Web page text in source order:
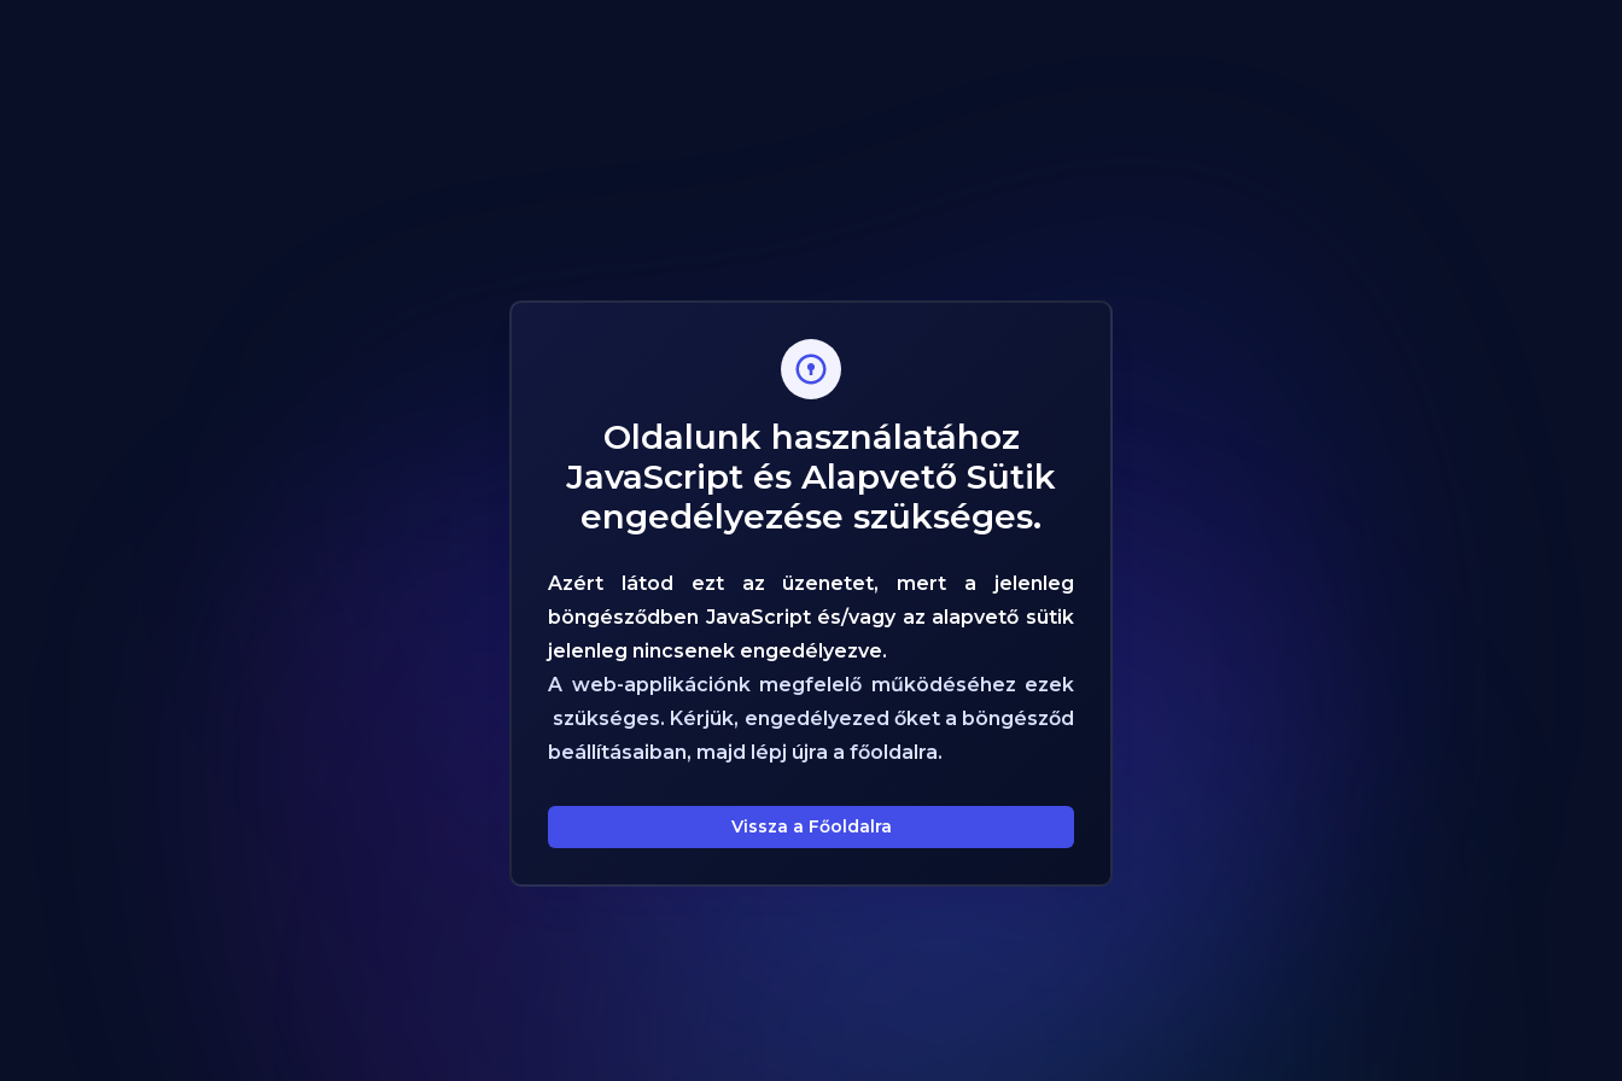
Oldalunk használatához
JavaScript és Alapvető Sütik
engedélyezése szükséges.
Azért látod ezt az üzenetet, mert a jelenleg
böngésződben JavaScript és/vagy az alapvető sütik
jelenleg nincsenek engedélyezve.
A web-applikációnk megfelelő működéséhez ezek
szükséges. Kérjük, engedélyezed őket a böngésződ
beállításaiban, majd lépj újra a főoldalra.
Vissza a Főoldalra